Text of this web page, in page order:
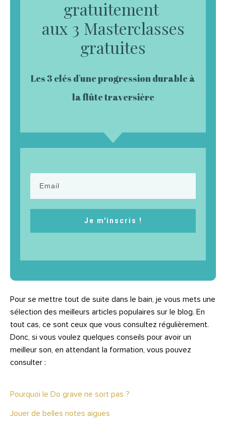
gratuitement
aux 3 Masterclasses
gratuites
Les 3 clés d'une progression durable à
la flûte traversière
Je m'inscris !
Pour se mettre tout de suite dans le bain, je vous mets une
sélection des meilleurs articles populaires sur le blog. En
tout cas, ce sont ceux que vous consultez régulièrement.
Donc, si vous voulez quelques conseils pour avoir un
meilleur son, en attendant la formation, vous pouvez
consulter :
Pourquoi le Do grave ne sort pas ?
Jouer de belles notes aiguës